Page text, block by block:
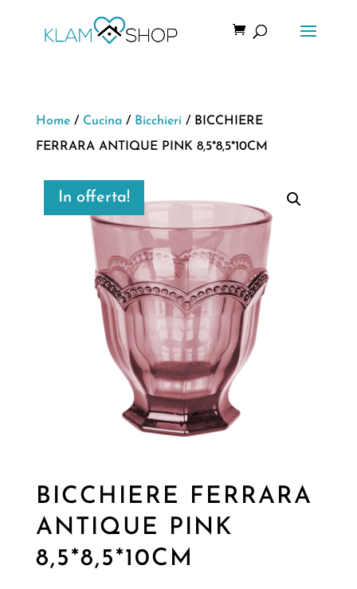
Home/ Cucina/ Bicchieri / BICCHIERE
FERRARA ANTIQUE PINK 8,5*8,5*10CM
In offerta!
BICCHIERE FERRARA
ANTIQUE PINK
8,5*8,5*10CM